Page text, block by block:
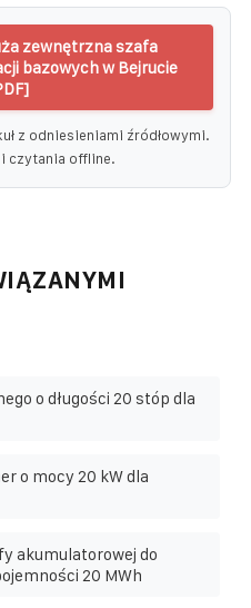
zewnętrzna szafa
bazowych w Bejrucie
z odniesieniami źródłowymi.
czytania offline.
o długości 20 stóp dla
o mocy 20 kW dla
akumulatorowej do
20 MWh